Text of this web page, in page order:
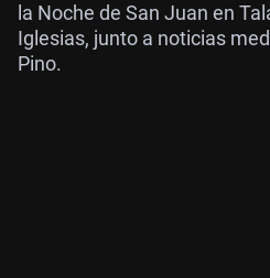
la Noche de San Juan en
Iglesias, junto a noticias
Pino.